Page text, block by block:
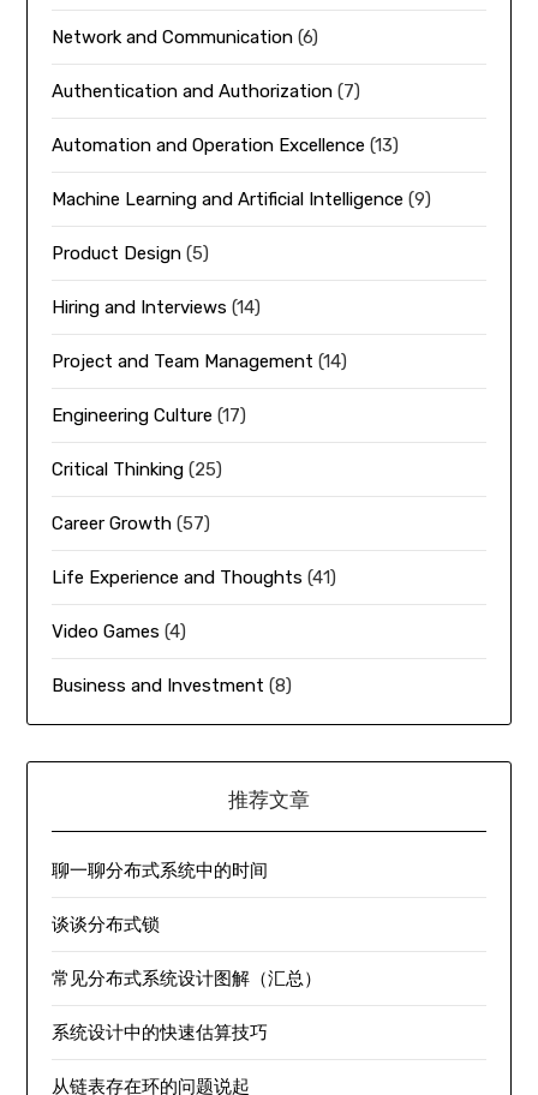
Network and Communication (6)
Authentication and Authorization (7)
Automation and Operation Excellence (13)
Machine Learning and Artificial Intelligence (9)
Product Design (5)
Hiring and Interviews (14)
Project and Team Management (14)
Engineering Culture (17)
Critical Thinking (25)
Career Growth (57)
Life Experience and Thoughts (41)
Video Games (4)
Business and Investment (8)
推荐文章
聊一聊分布式系统中的时间
谈谈分布式锁
常见分布式系统设计图解（汇总）
系统设计中的快速估算技巧
从链表存在环的问题说起